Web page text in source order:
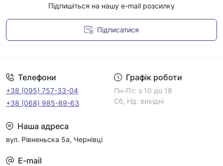
Підпишіться на нашу e-mail розсилку
Підписатися
Телефони
+38 (095) 757-33-04
+38 (068) 985-89-63
Графік роботи
Пн-Пт: з 10 до 18
Сб, Нд: вихідні
Наша адреса
вул. Рівненьска 5а, Чернівці
E-mail